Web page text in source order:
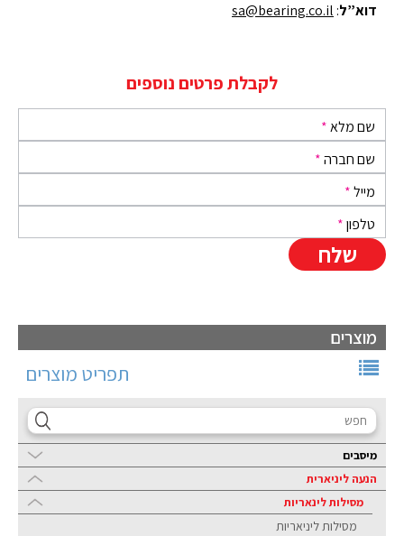
מוצרים
תפריט מוצרים
מיסבים
הנעה ליניארית
מסילות לינאריות
מסילות ליניאריות
דוא”ל:
sa@bearing.co.il
לקבלת פרטים נוספים
שם מלא*
שם חברה*
מייל*
טלפון*